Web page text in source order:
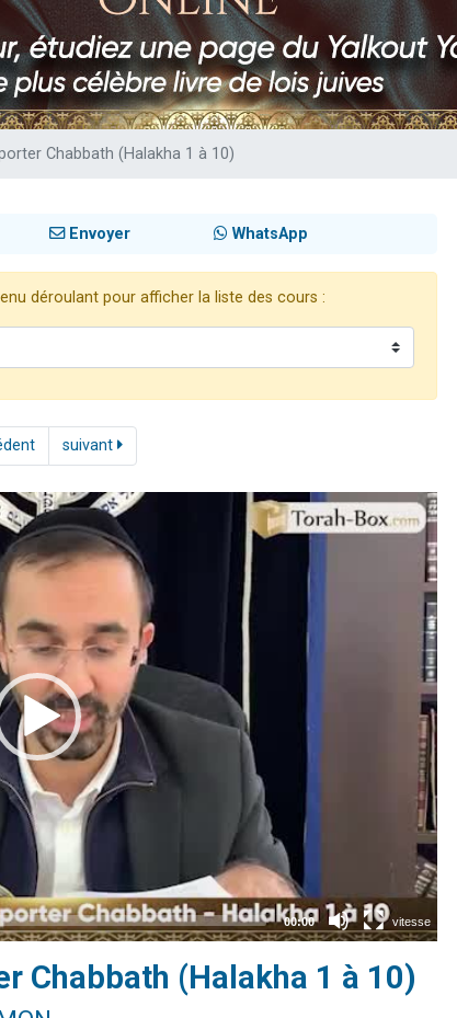
de nous rejoindre sur WhatsApp
viennent de faire un don pour Tsédaka : pauvres d'Israel
viennent de faire un don pour 1 Journée de Vacances Pour les Enfants
Chabbath (Halakha 1 à 10)
Envoyer WhatsApp
déroulant pour afficher la liste des cours :
suivant
Chabbath (Halakha 1 à 10)